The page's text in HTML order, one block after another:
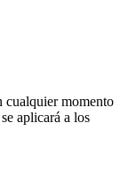
cualquier momento
aplicará a los